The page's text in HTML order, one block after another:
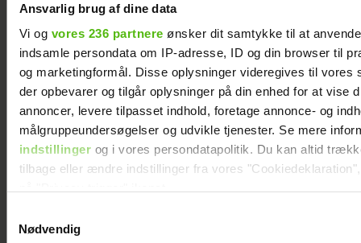
Ansvarlig brug af dine data
Vi og vores 236 partnere ønsker dit samtykke til at
indsamle persondata om IP-adresse, ID og din browser til
og marketingformål. Disse oplysninger videregives til vores
der opbevarer og tilgår oplysninger på din enhed for at vise
annoncer, levere tilpasset indhold, foretage annonce- og
målgruppeundersøgelser og udvikle tjenester. Se mere
indstillingerog i vores persondatapolitik. Du kan altid
tilbage eller ændre indstillinger fra vores
Dine valg anvendes på hele websitet.
Nødvendig
Mads Vad om at være far til to: Deler nyt